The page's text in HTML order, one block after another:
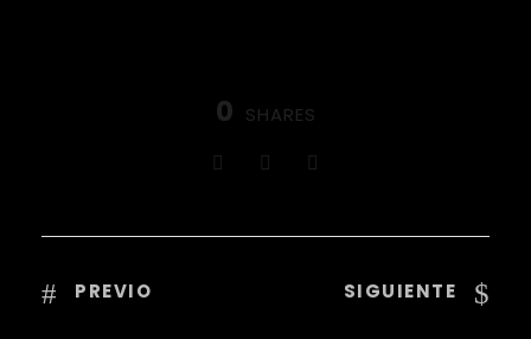
0 SHARES
PREVIO SIGUIENTE